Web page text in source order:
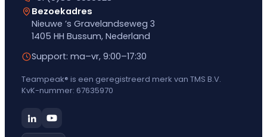
Bezoekadres
Nieuwe ’s Gravelandseweg 3
1405 HH Bussum, Nederland
Support: ma–vr, 9:00–17:30
Teampeak® is een geregistreerd merk van TMS B.V.
KvK-nummer: 67635970